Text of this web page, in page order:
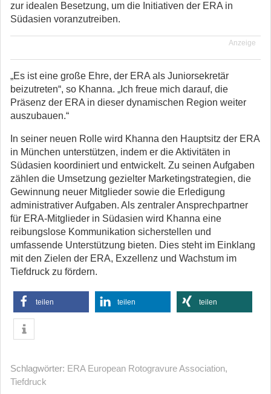
zur idealen Besetzung, um die Initiativen der ERA in
Südasien voranzutreiben.
Anzeige
„Es ist eine große Ehre, der ERA als Juniorsekretär
beizutreten“, so Khanna. „Ich freue mich darauf, die
Präsenz der ERA in dieser dynamischen Region weiter
auszubauen.“
In seiner neuen Rolle wird Khanna den Hauptsitz der ERA
in München unterstützen, indem er die Aktivitäten in
Südasien koordiniert und entwickelt. Zu seinen Aufgaben
zählen die Umsetzung gezielter Marketingstrategien, die
Gewinnung neuer Mitglieder sowie die Erledigung
administrativer Aufgaben. Als zentraler Ansprechpartner
für ERA-Mitglieder in Südasien wird Khanna eine
reibungslose Kommunikation sicherstellen und
umfassende Unterstützung bieten. Dies steht im Einklang
mit den Zielen der ERA, Exzellenz und Wachstum im
Tiefdruck zu fördern.
teilen teilen teilen
Schlagwörter: ERA European Rotogravure Association,
Tiefdruck